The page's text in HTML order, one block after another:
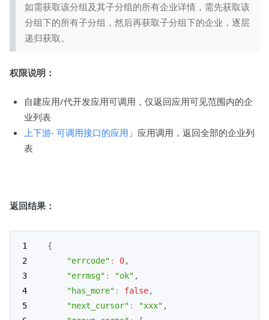
如需获取该分组及其子分组的所有企业详情，需先获取该
分组下的所有子分组，然后再获取子分组下的企业，逐层
递归获取。
权限说明：
自建应用/代开发应用可调用，仅返回应用可见范围内的企
业列表
上下游- 可调用接口的应用 」应用调用，返回全部的企业列
表
返回结果：
{
"errcode" : 0,
"errmsg" : "ok" ,
"has_more" : false,
"next_cursor" : "xxx" ,